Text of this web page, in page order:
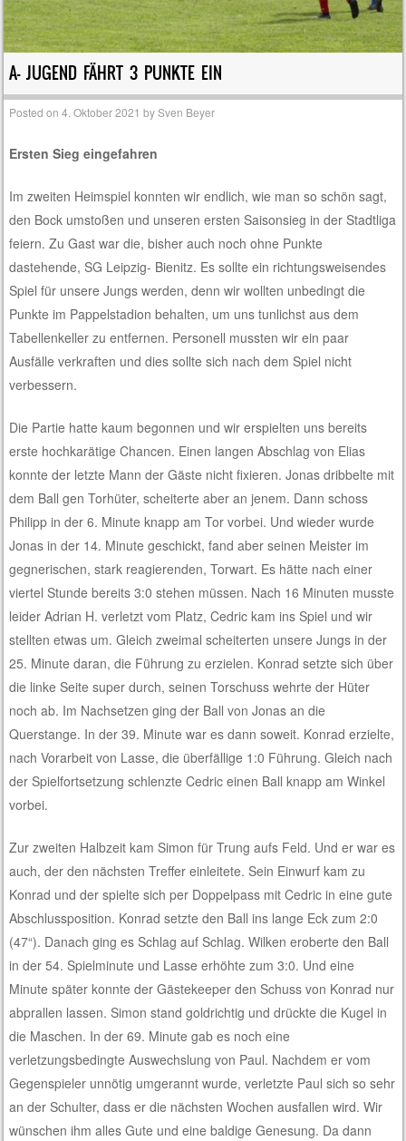
A- JUGEND FÄHRT 3 PUNKTE EIN
Posted on4. Oktober 2021 bySven Beyer
Ersten Sieg eingefahren
Im zweiten Heimspiel konnten wir endlich, wie man so schön sagt,
den Bock umstoßen und unseren ersten Saisonsieg in der Stadtliga
feiern. Zu Gast war die, bisher auch noch ohne Punkte
dastehende, SG Leipzig- Bienitz. Es sollte ein richtungsweisendes
Spiel für unsere Jungs werden, denn wir wollten unbedingt die
Punkte im Pappelstadion behalten, um uns tunlichst aus dem
Tabellenkeller zu entfernen. Personell mussten wir ein paar
Ausfälle verkraften und dies sollte sich nach dem Spiel nicht
verbessern.
Die Partie hatte kaum begonnen und wir erspielten uns bereits
erste hochkarätige Chancen. Einen langen Abschlag von Elias
konnte der letzte Mann der Gäste nicht fixieren. Jonas dribbelte mit
dem Ball gen Torhüter, scheiterte aber an jenem. Dann schoss
Philipp in der 6. Minute knapp am Tor vorbei. Und wieder wurde
Jonas in der 14. Minute geschickt, fand aber seinen Meister im
gegnerischen, stark reagierenden, Torwart. Es hätte nach einer
viertel Stunde bereits 3:0 stehen müssen. Nach 16 Minuten musste
leider Adrian H. verletzt vom Platz, Cedric kam ins Spiel und wir
stellten etwas um. Gleich zweimal scheiterten unsere Jungs in der
25. Minute daran, die Führung zu erzielen. Konrad setzte sich über
die linke Seite super durch, seinen Torschuss wehrte der Hüter
noch ab. Im Nachsetzen ging der Ball von Jonas an die
Querstange. In der 39. Minute war es dann soweit. Konrad erzielte,
nach Vorarbeit von Lasse, die überfällige 1:0 Führung. Gleich nach
der Spielfortsetzung schlenzte Cedric einen Ball knapp am Winkel
vorbei.
Zur zweiten Halbzeit kam Simon für Trung aufs Feld. Und er war es
auch, der den nächsten Treffer einleitete. Sein Einwurf kam zu
Konrad und der spielte sich per Doppelpass mit Cedric in eine gute
Abschlussposition. Konrad setzte den Ball ins lange Eck zum 2:0
(47“). Danach ging es Schlag auf Schlag. Wilken eroberte den Ball
in der 54. Spielminute und Lasse erhöhte zum 3:0. Und eine
Minute später konnte der Gästekeeper den Schuss von Konrad nur
abprallen lassen. Simon stand goldrichtig und drückte die Kugel in
die Maschen. In der 69. Minute gab es noch eine
verletzungsbedingte Auswechslung von Paul. Nachdem er vom
Gegenspieler unnötig umgerannt wurde, verletzte Paul sich so sehr
an der Schulter, dass er die nächsten Wochen ausfallen wird. Wir
wünschen ihm alles Gute und eine baldige Genesung. Da dann